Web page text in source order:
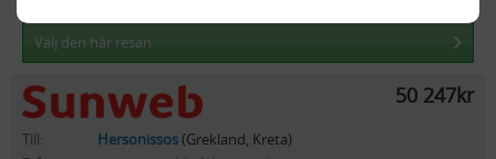
Välj den här resan
50 247kr
Till: Hersonissos(Grekland, Kreta)